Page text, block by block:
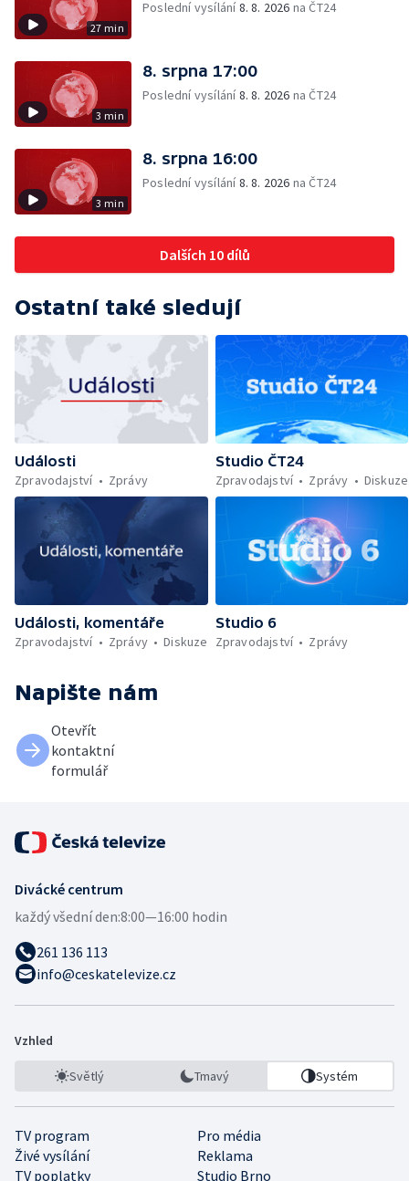
27 min
Poslední vysílání8. 8. 2026 na ČT24
3 min
8. srpna 17:00
Poslední vysílání8. 8. 2026 na ČT24
3 min
8. srpna 16:00
Poslední vysílání8. 8. 2026 na ČT24
Dalších 10 dílů
Ostatní také sledují
Události
Zpravodajství
Zprávy
Studio ČT24
Zpravodajství
Zprávy Diskuze
Události, komentáře
Zpravodajství
Zprávy Diskuze
Studio 6
Zpravodajství
Zprávy
Napište nám
Otevřít
kontaktní
formulář
Divácké centrum
každý všední den:8:00—16:00 hodin
261 136 113
info@ceskatelevize.cz
Vzhled
Světlý Tmavý Systém
TV program
Pro média
Živé vysílání
Reklama
TV poplatky
Studio Brno